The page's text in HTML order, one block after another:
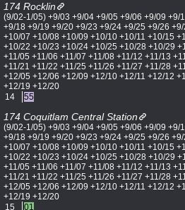
174 Rocklin
(9/02-1/05) +9/03 +9/04 +9/05 +9/06 +9/09 +9/
+9/18 +9/19 +9/20 +9/23 +9/24 +9/25 +9/26
+10/07 +10/08 +10/09 +10/10 +10/11 +10/15
+10/22 +10/23 +10/24 +10/25 +10/28 +10/29
+11/05 +11/06 +11/07 +11/08 +11/12 +11/13
+11/21 +11/22 +11/25 +11/26 +11/27 +11/28
+12/05 +12/06 +12/09 +12/10 +12/11 +12/12
+12/19 +12/20
14
55
174 Coquitlam Central Station
(9/02-1/05) +9/03 +9/04 +9/05 +9/06 +9/09 +9/
+9/18 +9/19 +9/20 +9/23 +9/24 +9/25 +9/26
+10/07 +10/08 +10/09 +10/10 +10/11 +10/15
+10/22 +10/23 +10/24 +10/25 +10/28 +10/29
+11/05 +11/06 +11/07 +11/08 +11/12 +11/13
+11/21 +11/22 +11/25 +11/26 +11/27 +11/28
+12/05 +12/06 +12/09 +12/10 +12/11 +12/12
+12/19 +12/20
15
01